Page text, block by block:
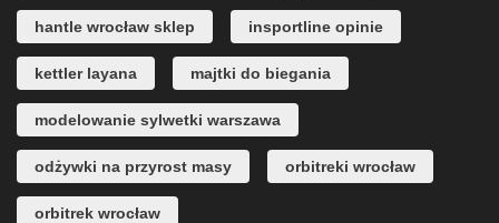
hantle wrocław sklep insportline opinie
kettler layana majtki do biegania
modelowanie sylwetki warszawa
odżywki na przyrost masy orbitreki wrocław
orbitrek wrocław